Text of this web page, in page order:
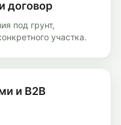
договор
под грунт,
участка.
и B2B